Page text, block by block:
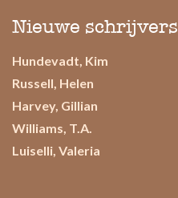
Nieuwe schrijvers
Hundevadt, Kim
Russell, Helen
Harvey, Gillian
Williams, T.A.
Luiselli, Valeria